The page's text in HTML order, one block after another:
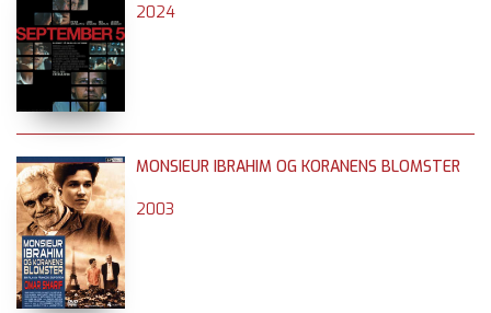
2024
MONSIEUR IBRAHIM OG KORANENS BLOMSTER
2003